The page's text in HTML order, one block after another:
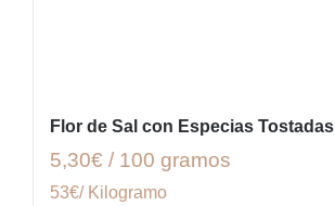
Flor de Sal con Especias Tostadas
5,30€ / 100 gramos
53€/ Kilogramo